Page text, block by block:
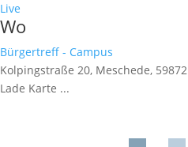
Live
Wo
Bürgertreff - Campus
Kolpingstraße 20, Meschede, 59872
Lade Karte ...